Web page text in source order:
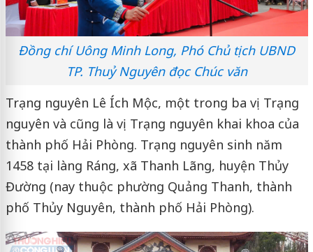
Đồng chí Uông Minh Long, Phó Chủ tịch UBND
TP. Thuỷ Nguyên đọc Chúc văn
Trạng nguyên Lê Ích Mộc, một trong ba vị Trạng
nguyên và cũng là vị Trạng nguyên khai khoa của
thành phố Hải Phòng. Trạng nguyên sinh năm
1458 tại làng Ráng, xã Thanh Lãng, huyện Thủy
Đường (nay thuộc phường Quảng Thanh, thành
phố Thủy Nguyên, thành phố Hải Phòng).